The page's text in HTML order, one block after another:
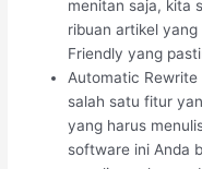
menitan saja, kita
ribuan artikel yang
Friendly yang
Automatic Rewrite
salah satu fitur
yang harus
software ini Anda